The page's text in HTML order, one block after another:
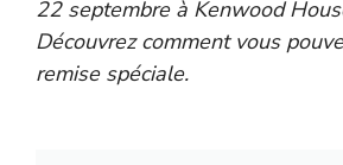
22 septembre à Kenwood
Découvrez comment vous
remise spéciale.